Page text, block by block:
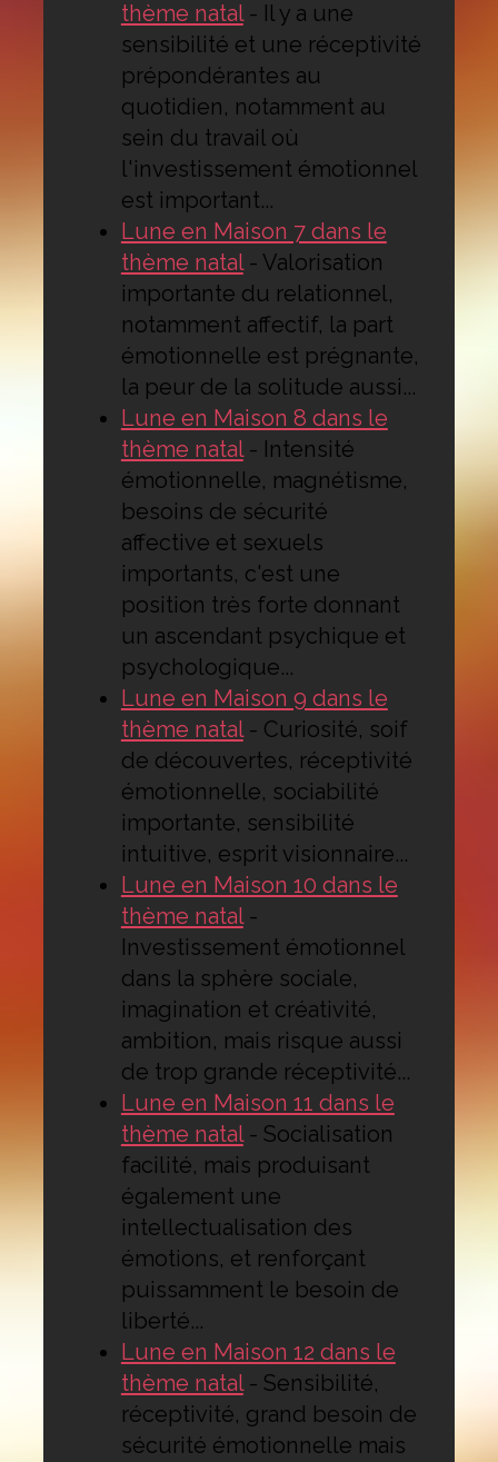
thème natal - Il y a une
sensibilité et une réceptivité
prépondérantes au
quotidien, notamment au
sein du travail où
l'investissement émotionnel
est important...
Lune en Maison 7 dans le
thème natal - Valorisation
importante du relationnel,
notamment affectif, la part
émotionnelle est prégnante,
la peur de la solitude aussi...
Lune en Maison 8 dans le
thème natal - Intensité
émotionnelle, magnétisme,
besoins de sécurité
affective et sexuels
importants, c'est une
position très forte donnant
un ascendant psychique et
psychologique...
Lune en Maison 9 dans le
thème natal - Curiosité, soif
de découvertes, réceptivité
émotionnelle, sociabilité
importante, sensibilité
intuitive, esprit visionnaire...
Lune en Maison 10 dans le
thème natal -
Investissement émotionnel
dans la sphère sociale,
imagination et créativité,
ambition, mais risque aussi
de trop grande réceptivité...
Lune en Maison 11 dans le
thème natal - Socialisation
facilité, mais produisant
également une
intellectualisation des
émotions, et renforçant
puissamment le besoin de
liberté...
Lune en Maison 12 dans le
thème natal - Sensibilité,
réceptivité, grand besoin de
sécurité émotionnelle mais